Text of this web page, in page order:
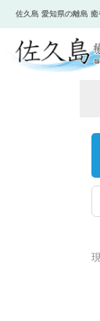
佐久島 愛知県の離島